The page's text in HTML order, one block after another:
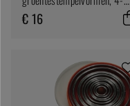
pack, klein - Ken
€ 16